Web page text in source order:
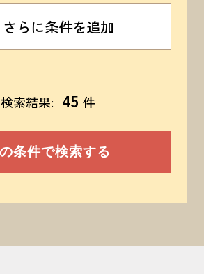
さらに条件を追加
検索結果: 45 件